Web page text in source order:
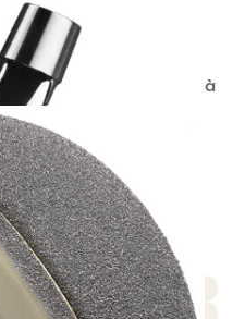
d’importantes
une maladie qui conduit à
cartilage (tissu
glissement des
osseux) et à la